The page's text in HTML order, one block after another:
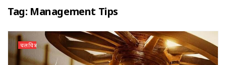
Tag: Management Tips
चलचित्र